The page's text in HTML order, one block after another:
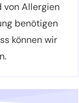
von Allergien
benötigen
können wir